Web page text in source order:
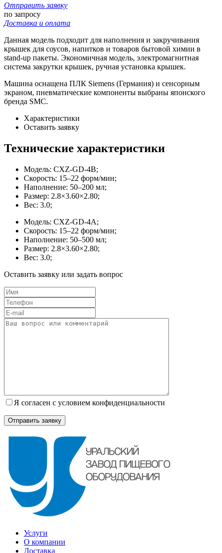
Отправить заявку
по запросу
Доставка и оплата
Данная модель подходит для наполнения и закручивания
крышек для соусов, напитков и товаров бытовой химии в
stand-up пакеты. Экономичная модель, электромагнитная
система закрутки крышек, ручная установка крышек.
Машина оснащена ПЛК Siemens (Германия) и сенсорным
экраном, пневматические компоненты выбраны японского
бренда SMC.
Характеристики
Оставить заявку
Технические характеристики
Модель: CXZ-GD-4B;
Скорость: 15–22 форм/мин;
Наполнение: 50–200 мл;
Размер: 2.8×3.60×2.80;
Вес: 3.0;
Модель: CXZ-GD-4A;
Скорость: 15–22 форм/мин;
Наполнение: 50–500 мл;
Размер: 2.8×3.60×2.80;
Вес: 3.0;
Оставить заявку или задать вопрос
Я согласен с условием конфиденциальности
Услуги
О компании
Доставка